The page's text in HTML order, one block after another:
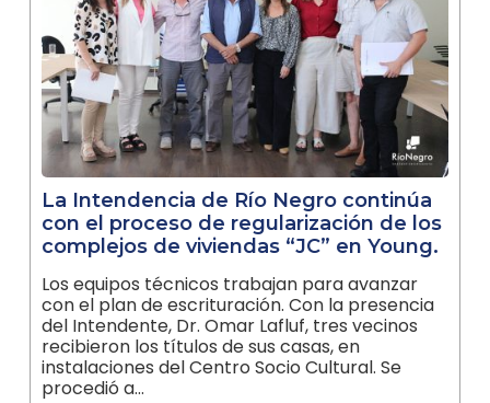
La Intendencia de Río Negro continúa
con el proceso de regularización de los
complejos de viviendas “JC” en Young.
Los equipos técnicos trabajan para avanzar
con el plan de escrituración. Con la presencia
del Intendente, Dr. Omar Lafluf, tres vecinos
recibieron los títulos de sus casas, en
instalaciones del Centro Socio Cultural. Se
procedió a…